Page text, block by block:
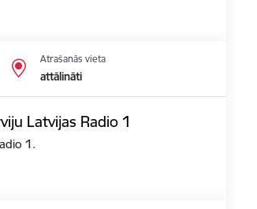
Atrašanās vieta
attālināti
Latvijas Radio 1
1.